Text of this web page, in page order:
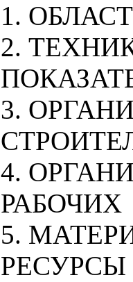
1.
2.
3.
4.
РАБОЧИХ
5.
РЕСУРСЫ